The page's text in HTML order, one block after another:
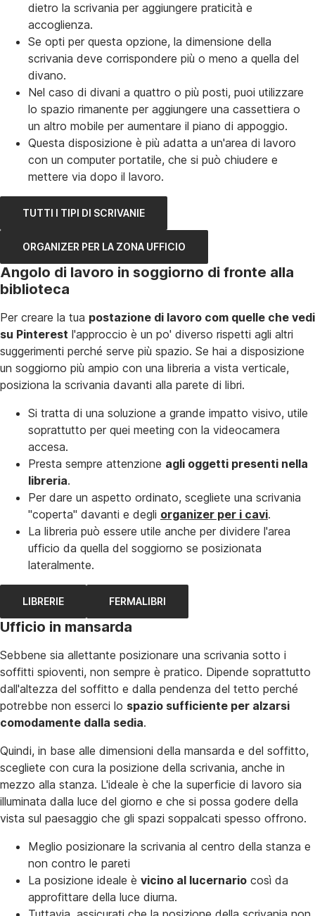
dietro la scrivania per aggiungere praticità e
accoglienza.
Se opti per questa opzione, la dimensione della
scrivania deve corrispondere più o meno a quella del
divano.
Nel caso di divani a quattro o più posti, puoi utilizzare
lo spazio rimanente per aggiungere una cassettiera o
un altro mobile per aumentare il piano di appoggio.
Questa disposizione è più adatta a un'area di lavoro
con un computer portatile, che si può chiudere e
mettere via dopo il lavoro.
TUTTI I TIPI DI SCRIVANIE
ORGANIZER PER LA ZONA UFFICIO
Angolo di lavoro in soggiorno di fronte alla
biblioteca
Per creare la tua postazione di lavoro com quelle che vedi
su Pinterest l'approccio è un po' diverso rispetti agli altri
suggerimenti perché serve più spazio. Se hai a disposizione
un soggiorno più ampio con una libreria a vista verticale,
posiziona la scrivania davanti alla parete di libri.
Si tratta di una soluzione a grande impatto visivo, utile
soprattutto per quei meeting con la videocamera
accesa.
Presta sempre attenzione agli oggetti presenti nella
libreria.
Per dare un aspetto ordinato, scegliete una scrivania
"coperta" davanti e degli organizer per i cavi.
La libreria può essere utile anche per dividere l'area
ufficio da quella del soggiorno se posizionata
lateralmente.
LIBRERIE FERMALIBRI
Ufficio in mansarda
Sebbene sia allettante posizionare una scrivania sotto i
soffitti spioventi, non sempre è pratico. Dipende soprattutto
dall'altezza del soffitto e dalla pendenza del tetto perché
potrebbe non esserci lo spazio sufficiente per alzarsi
comodamente dalla sedia.
Quindi, in base alle dimensioni della mansarda e del soffitto,
scegliete con cura la posizione della scrivania, anche in
mezzo alla stanza. L'ideale è che la superficie di lavoro sia
illuminata dalla luce del giorno e che si possa godere della
vista sul paesaggio che gli spazi soppalcati spesso offrono.
Meglio posizionare la scrivania al centro della stanza e
non contro le pareti
La posizione ideale è vicino al lucernario così da
approfittare della luce diurna.